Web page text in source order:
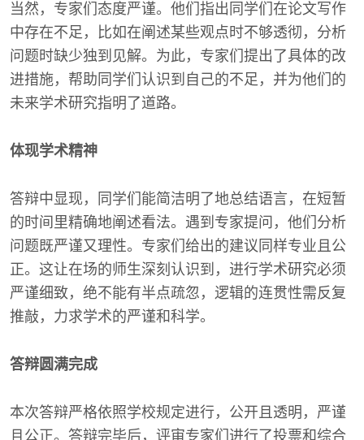
当然，专家们态度严谨。他们指出同学们在论文写作
中存在不足，比如在阐述某些观点时不够透彻，分析
问题时缺少独到见解。为此，专家们提出了具体的改
进措施，帮助同学们认识到自己的不足，并为他们的
未来学术研究指明了道路。
体现学术精神
答辩中显现，同学们能简洁明了地总结语言，在短暂
的时间里精确地阐述看法。遇到专家提问，他们分析
问题既严谨又理性。专家们给出的建议同样专业且公
正。这让在场的师生深刻认识到，进行学术研究必须
严谨细致，绝不能有半点疏忽，逻辑的连贯性需反复
推敲，力求学术的严谨和科学。
答辩圆满完成
本次答辩严格依照学校规定进行，公开且透明，严谨
且公正。答辩完毕后，评审专家们进行了投票和综合